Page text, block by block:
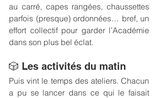
au carré, capes rangées, chaussettes
parfois (presque) ordonnées… bref, un
effort collectif pour garder l’Académie
dans son plus bel éclat.
🎲 Les activités du matin
Puis vint le temps des ateliers. Chacun
a pu se lancer dans ce qui le faisait